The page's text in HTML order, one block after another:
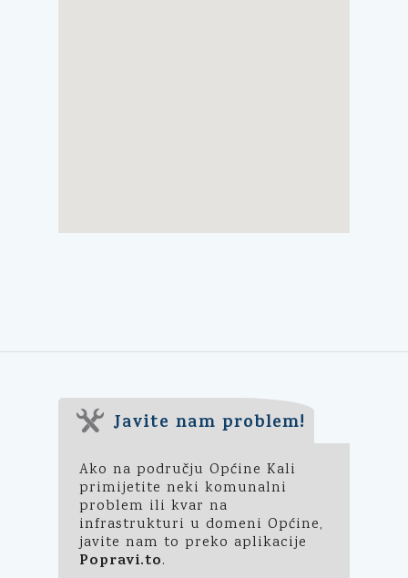
Javite nam problem!
Ako na području Općine Kali
primijetite neki komunalni
problem ili kvar na
infrastrukturi u domeni Općine,
javite nam to preko aplikacije
Popravi.to.